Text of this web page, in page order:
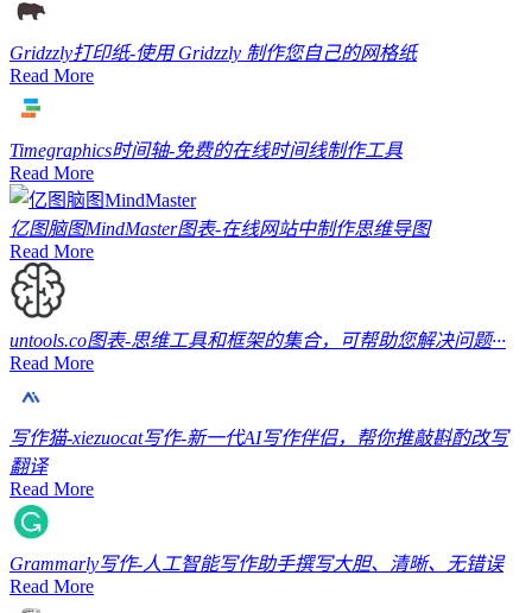
Gridzzly打印纸-使用 Gridzzly 制作您自己的网格纸
Read More
Timegraphics时间轴-免费的在线时间线制作工具
Read More
亿图脑图MindMaster图表-在线网站中制作思维导图
Read More
untools.co图表-思维工具和框架的集合，可帮助您解决问题···
Read More
写作猫-xiezuocat写作-新一代AI写作伴侣，帮你推敲斟酌改写
翻译
Read More
Grammarly写作-人工智能写作助手撰写大胆、清晰、无错误
Read More